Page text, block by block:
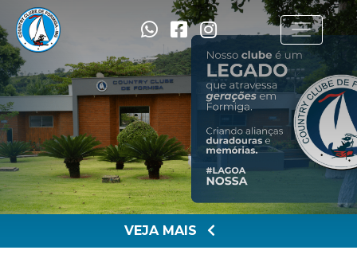
VEJA MAIS